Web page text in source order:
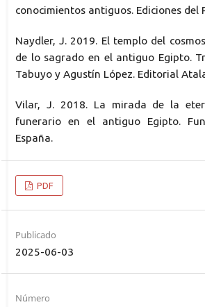
conocimientos antiguos. Ediciones del
Naydler, J. 2019. El templo del
de lo sagrado en el antiguo Egipto.
Tabuyo y Agustín López. Editorial
Vilar, J. 2018. La mirada de la
funerario en el antiguo Egipto.
España.
PDF
Publicado
2025-06-03
Número